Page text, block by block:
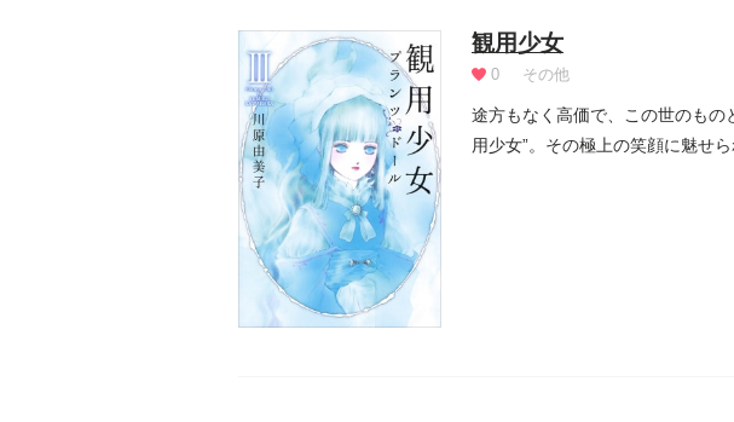
観用少女
0 その他
途方もなく高価で、この世のもの
用少女”。その極上の笑顔に魅せ